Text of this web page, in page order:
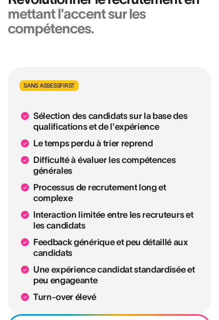
mettant l'accent sur les
compétences.
SANS ASSESSFIRST
Sélection des candidats sur la base des
qualifications et de l'expérience
Le temps perdu à trier reprend
Difficulté à évaluer les compétences
générales
Processus de recrutement long et
complexe
Interaction limitée entre les recruteurs et
les candidats
Feedback générique et peu détaillé aux
candidats
Une expérience candidat standardisée et
peu engageante
Turn-over élevé